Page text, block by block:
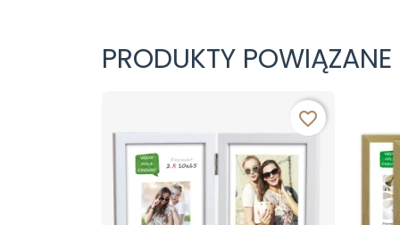
PRODUKTY POWIĄZANE
favorite_border